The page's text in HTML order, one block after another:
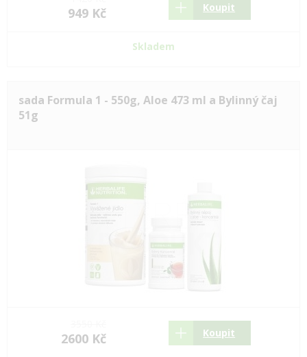
949 Kč Koupit
Skladem
sada Formula 1 - 550g, Aloe 473 ml a Bylinný čaj
51g
2600 Kč Koupit